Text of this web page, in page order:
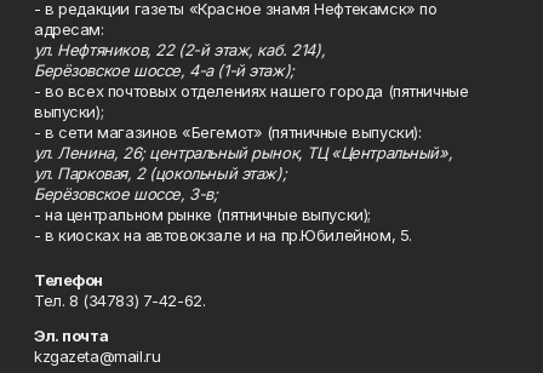
- в редакции газеты «Красное знамя Нефтекамск» по
адресам:
ул. Нефтяников, 22 (2-й этаж, каб. 214),
Берёзовское шоссе, 4-а (1-й этаж);
- во всех почтовых отделениях нашего города (пятничные
выпуски);
- в сети магазинов «Бегемот» (пятничные выпуски):
ул. Ленина, 26; центральный рынок, ТЦ «Центральный»,
ул. Парковая, 2 (цокольный этаж);
Берёзовское шоссе, 3-в;
- на центральном рынке (пятничные выпуски);
- в киосках на автовокзале и на пр.Юбилейном, 5.
Телефон
Тел. 8 (34783) 7-42-62.
Эл. почта
kzgazeta@mail.ru